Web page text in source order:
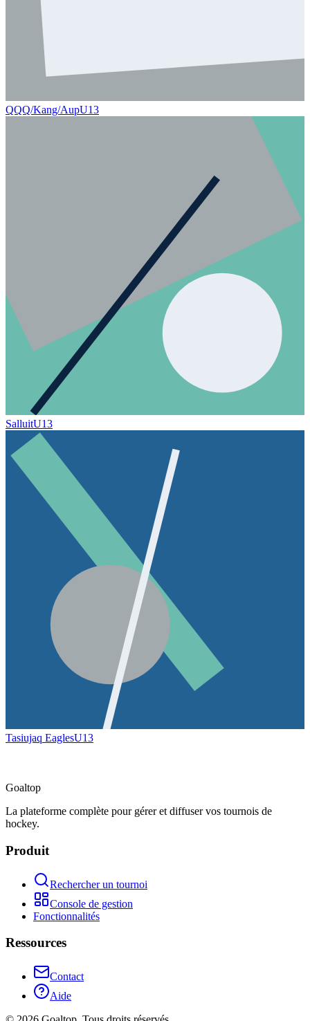
QQQ/Kang/AupU13
SalluitU13
Tasiujaq EaglesU13
Goaltop
La plateforme complète pour gérer et diffuser vos tournois de
hockey.
Produit
Rechercher un tournoi
Console de gestion
Fonctionnalités
Ressources
Contact
Aide